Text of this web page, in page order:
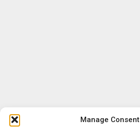
Manage Consent